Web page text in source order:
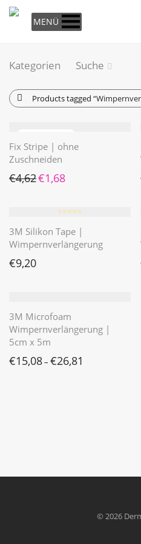
MENÜ
Kategorien Suche
Products tagged
Fix Stripe | ohne
Zuschneiden
€4,62 Ursprünglicher Preis war:
€1,68 Aktueller Preis ist:
⭐️⭐️⭐️⭐️⭐️
3M Silikon Tape |
Wimpernverlängerung
€9,20
3M Microfoam
Wimpernverlängerung |
5cm x 5m
€15,08– €26,81
© 2026